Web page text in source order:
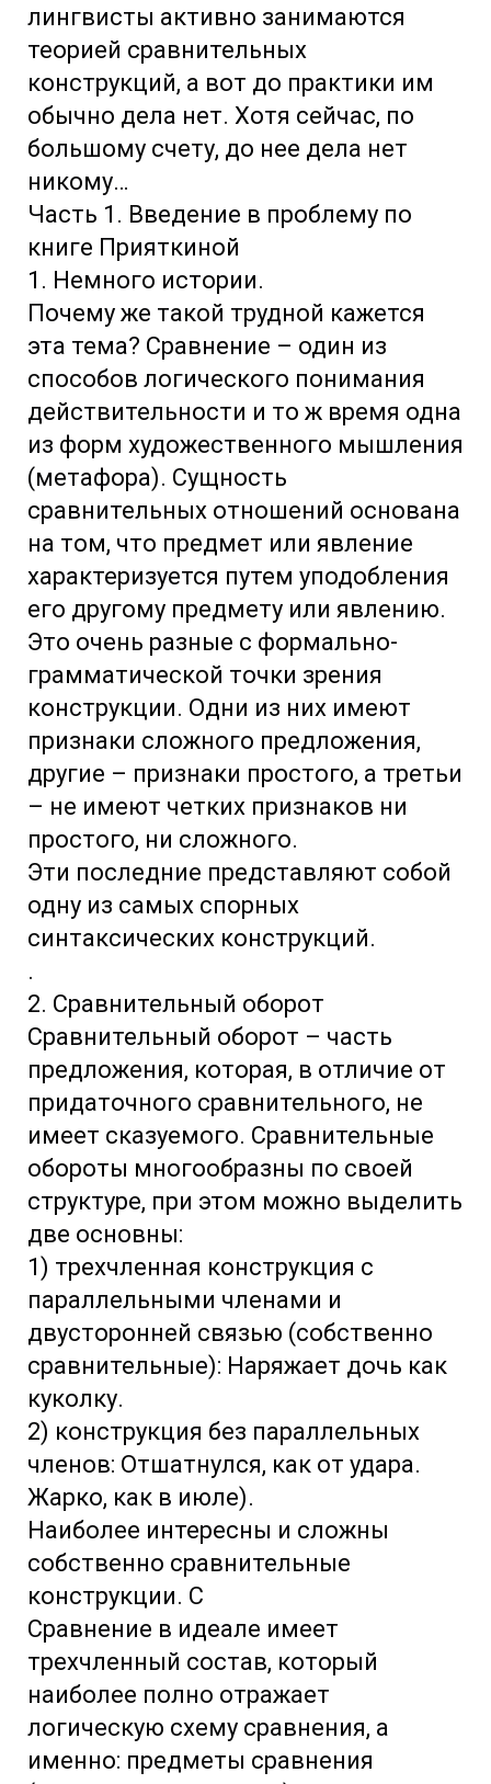
лингвисты активно занимаются
теорией сравнительных
конструкций, а вот до практики им
обычно дела нет. Хотя сейчас, по
большому счету, до нее дела нет
никому…
Часть 1. Введение в проблему по
книге Прияткиной
1. Немного истории.
Почему же такой трудной кажется
эта тема? Сравнение – один из
способов логического понимания
действительности и то ж время одна
из форм художественного мышления
(метафора). Сущность
сравнительных отношений основана
на том, что предмет или явление
характеризуется путем уподобления
его другому предмету или явлению.
Это очень разные с формально-
грамматической точки зрения
конструкции. Одни из них имеют
признаки сложного предложения,
другие – признаки простого, а третьи
– не имеют четких признаков ни
простого, ни сложного.
Эти последние представляют собой
одну из самых спорных
синтаксических конструкций.
.
2. Сравнительный оборот
Сравнительный оборот – часть
предложения, которая, в отличие от
придаточного сравнительного, не
имеет сказуемого. Сравнительные
обороты многообразны по своей
структуре, при этом можно выделить
две основны:
1) трехчленная конструкция с
параллельными членами и
двусторонней связью (собственно
сравнительные): Наряжает дочь как
куколку.
2) конструкция без параллельных
членов: Отшатнулся, как от удара.
Жарко, как в июле).
Наиболее интересны и сложны
собственно сравнительные
конструкции. С
Сравнение в идеале имеет
трехчленный состав, который
наиболее полно отражает
логическую схему сравнения, а
именно: предметы сравнения